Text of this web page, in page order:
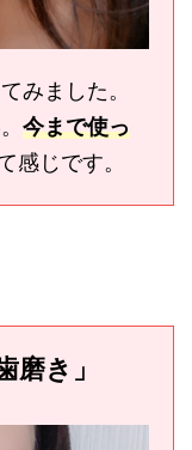
みました。
今まで使っ
感じです。
磨き」